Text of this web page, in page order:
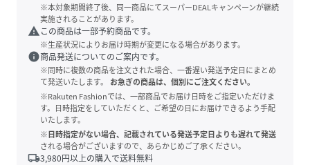
※本対象期間終了後、同一商品にてスーパーDEALキャンペーンが継続
実施されることがあります。
warning この商品は一部予約商品です。
※生産状況によりお届け時期が変更になる場合があります。
info商品発送についてのご案内です。
※同時に複数の商品を注文された場合、一番遅い発送予定日にまとめ
て発送いたします。
お急ぎの商品は、個別にご注文ください。
※Rakuten Fashionでは、一部商品でお届け日時をご指定いただけま
す。日時指定をしていただくと、ご希望の日にお届けできるよう手配
いたします。
※日時指定がない場合、記載されている発送予定日よりも遅れて発送
される場合がございますので、あらかじめご了承ください。
local_shipping3,980円以上の購入で送料無料